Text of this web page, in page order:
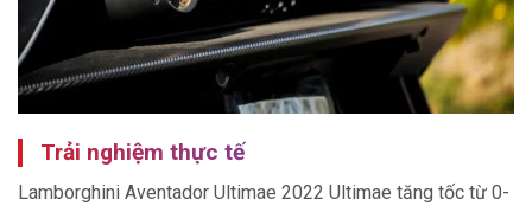
Trải nghiệm thực tế
Lamborghini Aventador Ultimae 2022 Ultimae tăng tốc từ 0-